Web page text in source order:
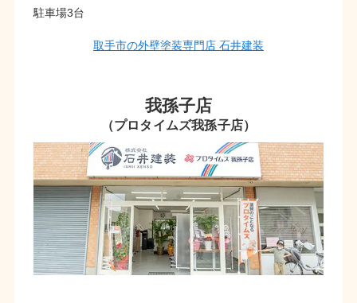
駐車場3台
取手市の外壁塗装専門店 石井建装
我孫子店
（プロタイムズ我孫子店）